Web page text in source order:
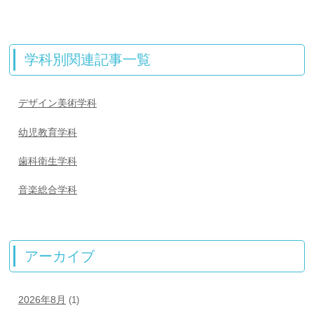
学科別関連記事一覧
デザイン美術学科
幼児教育学科
歯科衛生学科
音楽総合学科
アーカイブ
2026年8月 (1)